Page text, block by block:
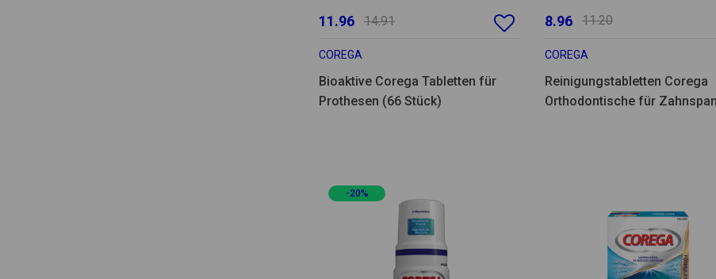
11.96 14.91
COREGA
Bioaktive Corega Tabletten für
Prothesen (66 Stück)
8.96 11.20
COREGA
Reinigungstabletten Corega
Orthodontische für
-20%